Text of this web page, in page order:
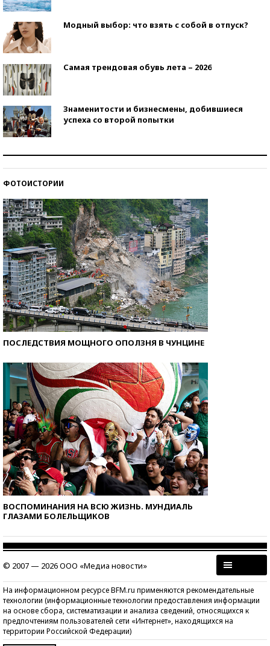
Модный выбор: что взять с собой в отпуск?
Самая трендовая обувь лета – 2026
Знаменитости и бизнесмены, добившиеся
успеха со второй попытки
ФОТОИСТОРИИ
ПОСЛЕДСТВИЯ МОЩНОГО ОПОЛЗНЯ В ЧУНЦИНЕ
ВОСПОМИНАНИЯ НА ВСЮ ЖИЗНЬ. МУНДИАЛЬ
ГЛАЗАМИ БОЛЕЛЬЩИКОВ
© 2007 — 2026 ООО «Медиа новости»
На информационном ресурсе BFM.ru применяются рекомендательные
технологии (информационные технологии предоставления информации
на основе сбора, систематизации и анализа сведений, относящихся к
предпочтениям пользователей сети «Интернет», находящихся на
территории Российской Федерации)